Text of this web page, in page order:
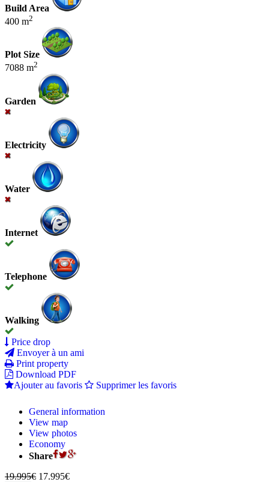
Build Area
400 m2
Plot Size
7088 m2
Garden
Electricity
Water
Internet
Telephone
Walking
Price drop
Envoyer à un ami
Print property
Download PDF
Ajouter au favoris
Supprimer les favoris
General information
View map
View photos
Economy
Share
19.995€ 17.995€